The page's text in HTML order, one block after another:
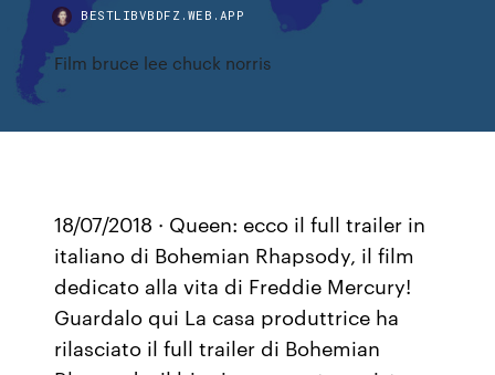
BESTLIBVBDFZ.WEB.APP
Film bruce lee chuck norris
18/07/2018 · Queen: ecco il full trailer in
italiano di Bohemian Rhapsody, il film
dedicato alla vita di Freddie Mercury!
Guardalo qui La casa produttrice ha
rilasciato il full trailer di Bohemian